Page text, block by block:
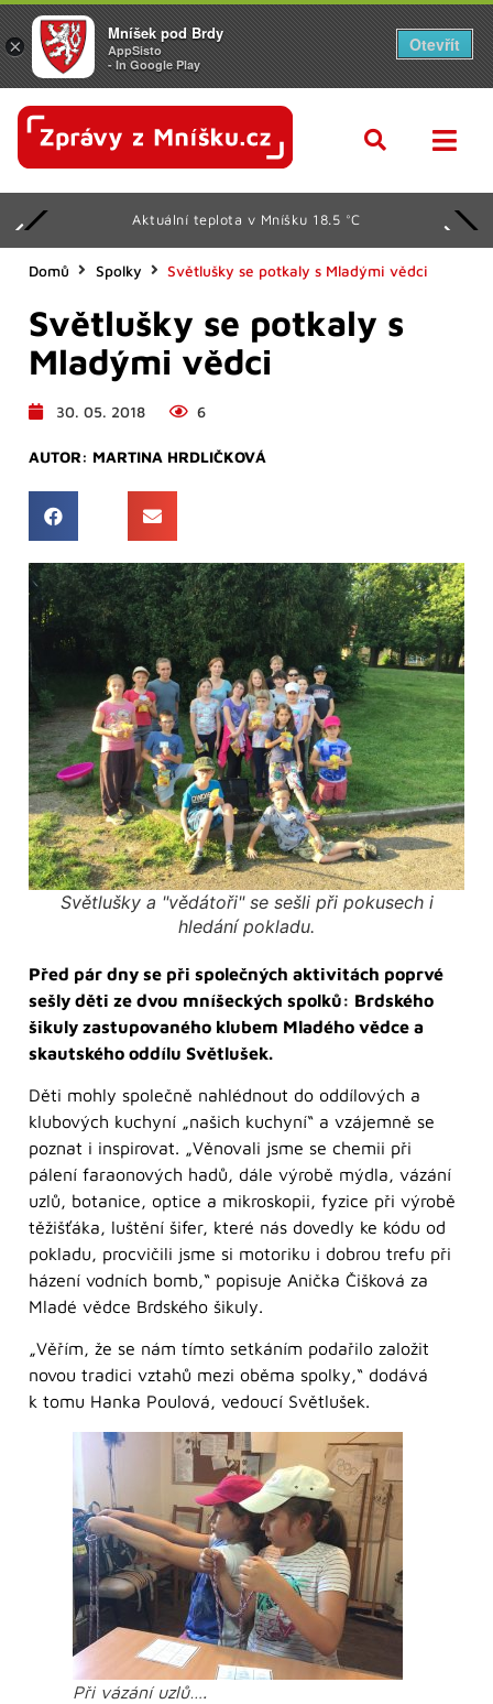
Aktuální teplota v Mníšku 18.5 °C
Domů Spolky Světlušky se potkaly s Mladými vědci
Světlušky se potkaly s
Mladými vědci
30. 05. 2018 6
AUTOR: MARTINA HRDLIČKOVÁ
Světlušky a "vědátoři" se sešli při pokusech i
hledání pokladu.
Před pár dny se při společných aktivitách poprvé
sešly děti ze dvou mníšeckých spolků: Brdského
šikuly zastupovaného klubem Mladého vědce a
skautského oddílu Světlušek.
Děti mohly společně nahlédnout do oddílových a
klubových kuchyní „našich kuchyní“ a vzájemně se
poznat i inspirovat. „Věnovali jsme se chemii při
pálení faraonových hadů, dále výrobě mýdla, vázání
uzlů, botanice, optice a mikroskopii, fyzice při výrobě
těžišťáka, luštění šifer, které nás dovedly ke kódu od
pokladu, procvičili jsme si motoriku i dobrou trefu při
házení vodních bomb,“ popisuje Anička Čišková za
Mladé vědce Brdského šikuly.
„Věřím, že se nám tímto setkáním podařilo založit
novou tradici vztahů mezi oběma spolky,“ dodává
k tomu Hanka Poulová, vedoucí Světlušek.
Při vázání uzlů….
×
Mníšek pod Brdy
AppSisto
- In Google Play
Otevřít